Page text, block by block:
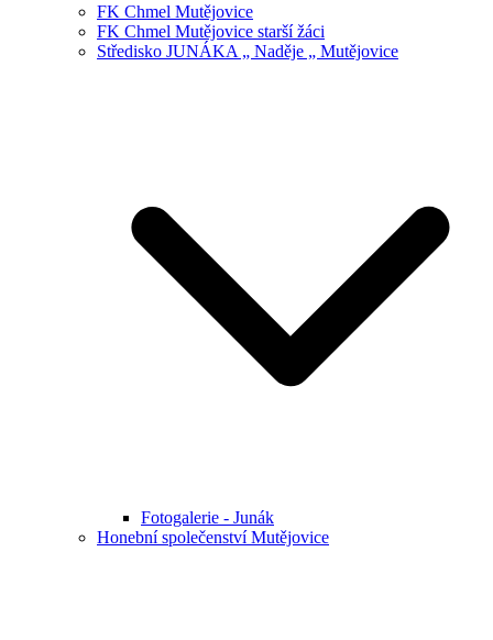
FK Chmel Mutějovice
FK Chmel Mutějovice starší žáci
Středisko JUNÁKA „ Naděje „ Mutějovice
Fotogalerie - Junák
Honební společenství Mutějovice